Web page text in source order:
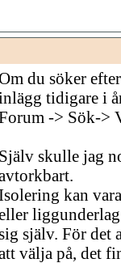
du söker
tidigare i
-> Sök->
Själv skulle jag
kan
själv. För det
välja på, det